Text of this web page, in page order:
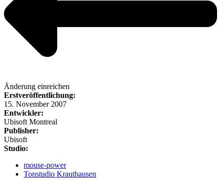
Änderung einreichen
Erstveröffentlichung:
15. November 2007
Entwickler:
Ubisoft Montreal
Publisher:
Ubisoft
Studio:
mouse-power
Tonstudio Krauthausen